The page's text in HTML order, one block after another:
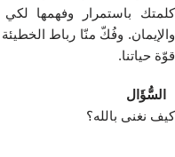
كلمتك باستمرار وفهمها
والإيمان. وفُكّ منّا رباط
قوّة حياتنا.
السُّؤَال
كيف نغنى بالله؟